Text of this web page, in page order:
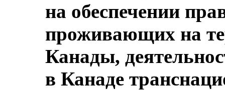
на обеспечении
проживающих на
Канады,
в Канаде